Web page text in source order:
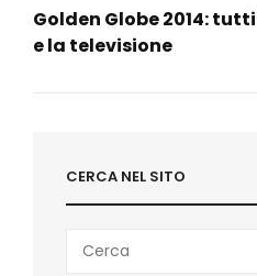
Golden Globe 2014:
e la televisione
CERCA NEL SITO
for: